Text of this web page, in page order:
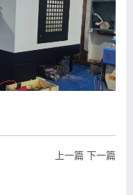
上一篇 下一篇